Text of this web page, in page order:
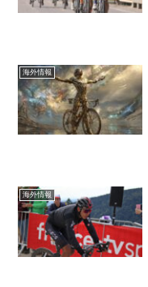
海外情報
海外情報